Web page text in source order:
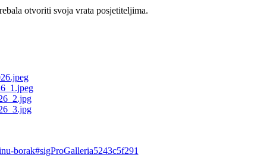
otvoriti svoja vrata posjetiteljima.
borak#sigProGalleria5243c5f291